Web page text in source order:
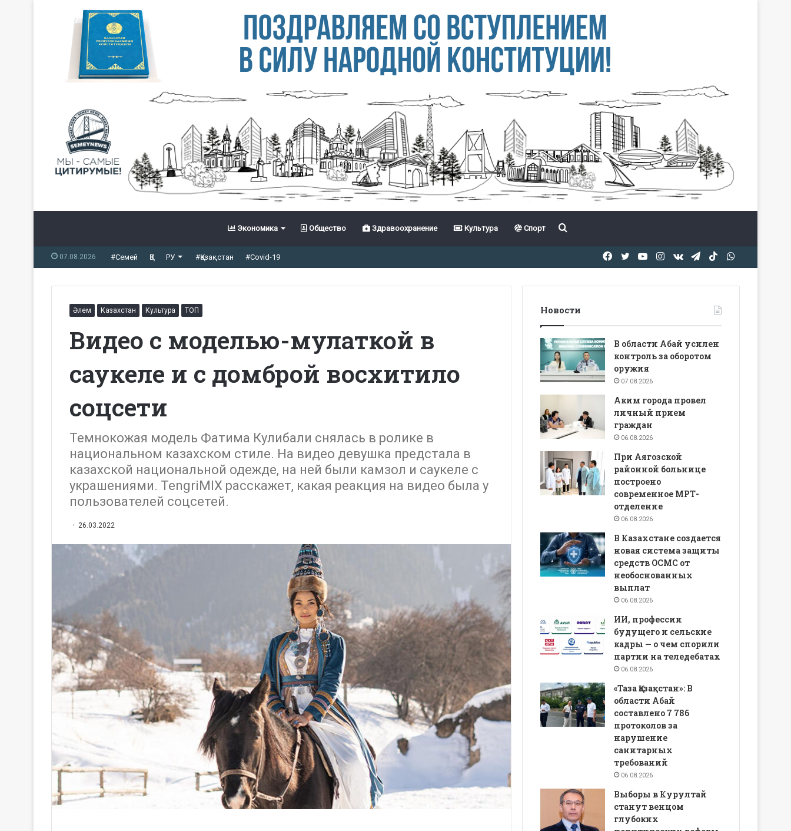
Экономика Общество Здравоохранение Культура Спорт Іздеу
07.08.2026 #Семей ҚЗ РУ #Қазақстан #Covid-19 TikTok
Telegram
vk.com
Instagram
YouTube
Twitter
Facebook
Әлем Казахстан Культура ТОП
Видео с моделью-мулаткой в
саукеле и с домброй восхитило
соцсети
Темнокожая модель Фатима Кулибали снялась в ролике в
национальном казахском стиле. На видео девушка предстала в
казахской национальной одежде, на ней были камзол и саукеле с
украшениями. TengriMIX расскажет, какая реакция на видео была у
пользователей соцсетей.
26.03.2022
Новости
В области Абай усилен
контроль за оборотом
оружия
07.08.2026
Аким города провел
личный прием
граждан
06.08.2026
При Аягозской
районной больнице
построено
современное МРТ-
отделение
06.08.2026
В Казахстане создается
новая система защиты
средств ОСМС от
необоснованных
выплат
06.08.2026
ИИ, профессии
будущего и сельские
кадры — о чем спорили
партии на теледебатах
06.08.2026
«Таза Қазақстан»: В
области Абай
составлено 7 786
протоколов за
нарушение
санитарных
требований
06.08.2026
Выборы в Курултай
станут венцом
глубоких